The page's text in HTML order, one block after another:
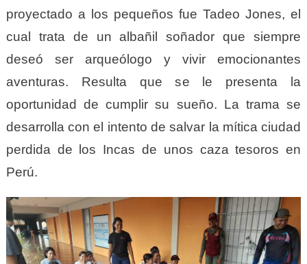
proyectado a los pequeños fue Tadeo Jones, el
cual trata de un albañil soñador que siempre
deseó ser arqueólogo y vivir emocionantes
aventuras. Resulta que se le presenta la
oportunidad de cumplir su sueño. La trama se
desarrolla con el intento de salvar la mítica ciudad
perdida de los Incas de unos caza tesoros en
Perú.